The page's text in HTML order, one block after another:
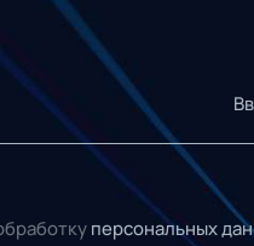
персональных